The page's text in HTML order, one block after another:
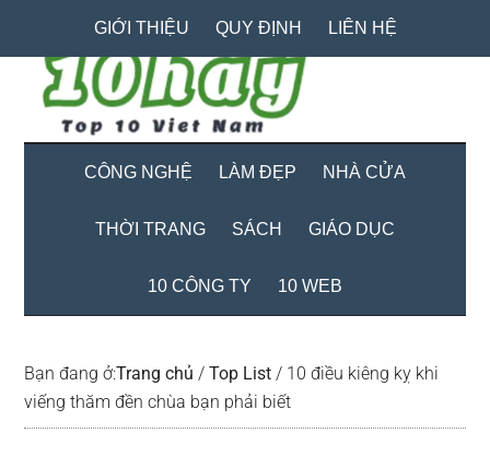
content
secondary
menu
primary
sidebar
GIỚI THIỆU QUY ĐỊNH LIÊN HỆ
CÔNG NGHỆ LÀM ĐẸP NHÀ CỬA
THỜI TRANG SÁCH GIÁO DỤC
10 CÔNG TY 10 WEB
Bạn đang ở:Trang chủ / Top List / 10 điều kiêng kỵ khi
viếng thăm đền chùa bạn phải biết